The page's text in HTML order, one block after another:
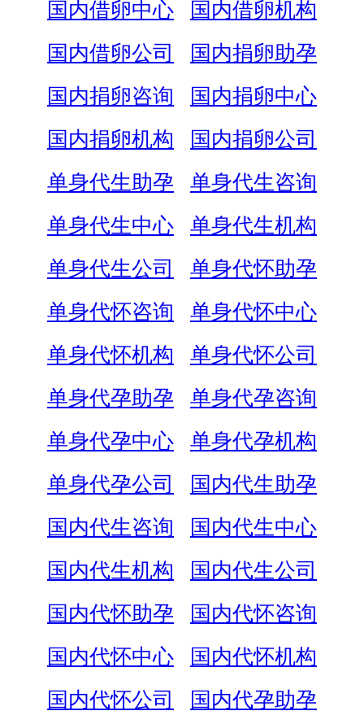
国内借卵中心
国内借卵机构
国内借卵公司
国内捐卵助孕
国内捐卵咨询
国内捐卵中心
国内捐卵机构
国内捐卵公司
单身代生助孕
单身代生咨询
单身代生中心
单身代生机构
单身代生公司
单身代怀助孕
单身代怀咨询
单身代怀中心
单身代怀机构
单身代怀公司
单身代孕助孕
单身代孕咨询
单身代孕中心
单身代孕机构
单身代孕公司
国内代生助孕
国内代生咨询
国内代生中心
国内代生机构
国内代生公司
国内代怀助孕
国内代怀咨询
国内代怀中心
国内代怀机构
国内代怀公司
国内代孕助孕